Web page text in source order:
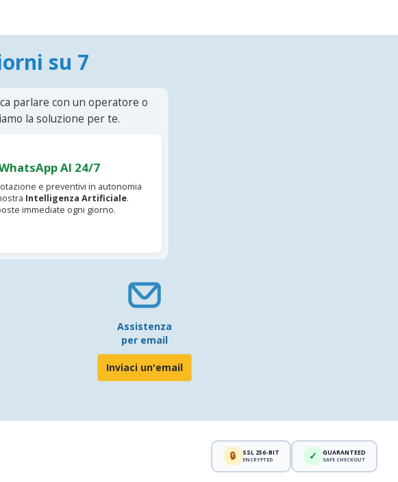
su 7
parlare con un operatore o
la soluzione per te.
AI 24/7
e preventivi in autonomia
Intelligenza Artificiale.
immediate ogni giorno.
Assistenza
per email
Inviaci un'email
🔒 SSL 256-BIT
ENCRYPTED ✓ GUARANTEED
SAFE CHECKOUT